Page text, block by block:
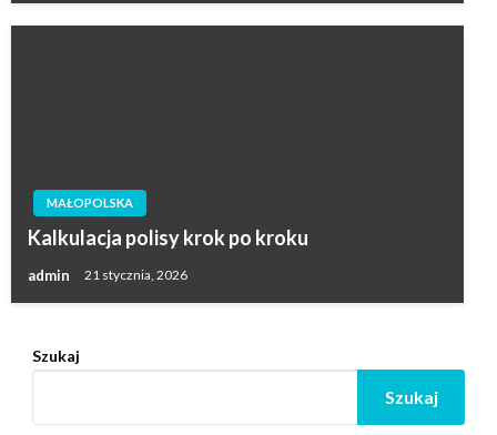
MAŁOPOLSKA
Kalkulacja polisy krok po kroku
admin 21 stycznia, 2026
Szukaj
Szukaj